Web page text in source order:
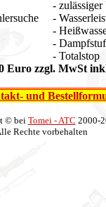
-
-
-
-
- Totalstop
Euro zzgl. MwSt
und
© beiTomei - ATC 2000-
Rechte vorbehalten